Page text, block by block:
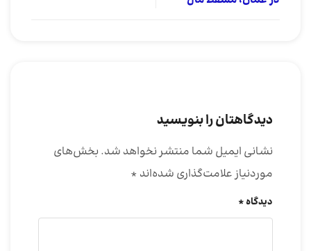
دیدگاهتان را بنویسید
نشانی ایمیل شما منتشر نخواهد شد. بخش‌های
موردنیاز علامت‌گذاری شده‌اند *
دیدگاه*